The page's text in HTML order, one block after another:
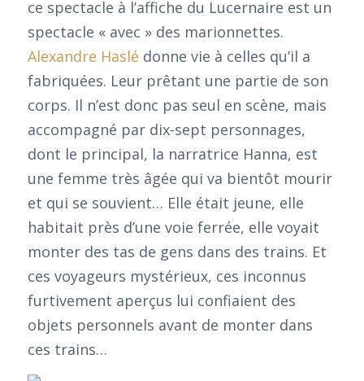
ce spectacle à l’affiche du Lucernaire est un
spectacle « avec » des marionnettes.
Alexandre Haslé donne vie à celles qu’il a
fabriquées. Leur prêtant une partie de son
corps. Il n’est donc pas seul en scène, mais
accompagné par dix-sept personnages,
dont le principal, la narratrice Hanna, est
une femme très âgée qui va bientôt mourir
et qui se souvient… Elle était jeune, elle
habitait près d’une voie ferrée, elle voyait
monter des tas de gens dans des trains. Et
ces voyageurs mystérieux, ces inconnus
furtivement aperçus lui confiaient des
objets personnels avant de monter dans
ces trains…